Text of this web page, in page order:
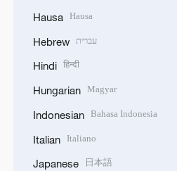
Hausa Hausa
Hebrew עברית
Hindi हिन्दी
Hungarian Magyar
Indonesian Bahasa Indonesia
Italian Italiano
Japanese 日本語